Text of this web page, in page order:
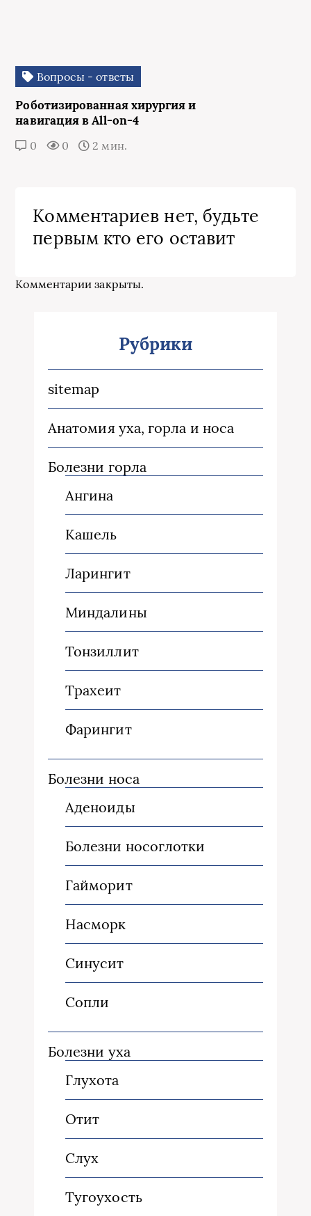
Вопросы - ответы
Роботизированная хирургия и
навигация в All-on-4
0 0 2 мин.
Комментариев нет, будьте
первым кто его оставит
Комментарии закрыты.
Рубрики
sitemap
Анатомия уха, горла и носа
Болезни горла
Ангина
Кашель
Ларингит
Миндалины
Тонзиллит
Трахеит
Фарингит
Болезни носа
Аденоиды
Болезни носоглотки
Гайморит
Насморк
Синусит
Сопли
Болезни уха
Глухота
Отит
Слух
Тугоухость